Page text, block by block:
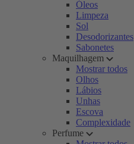
Óleos
Limpeza
Sol
Desodorizantes
Sabonetes
Maquilhagem
Mostrar todos
Olhos
Lábios
Unhas
Escova
Complexidade
Perfume